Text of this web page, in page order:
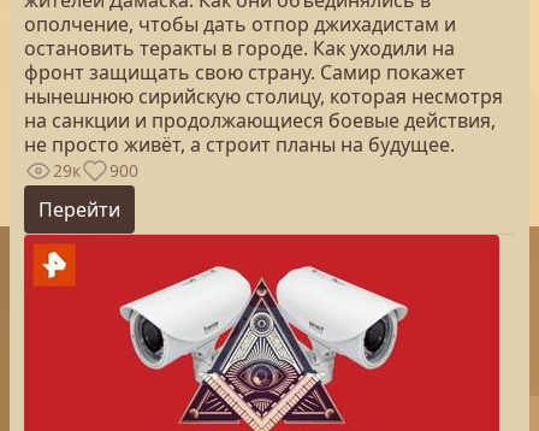
ополчение, чтобы дать отпор джихадистам и
остановить теракты в городе. Как уходили на
фронт защищать свою страну. Самир покажет
нынешнюю сирийскую столицу, которая несмотря
на санкции и продолжающиеся боевые действия,
не просто живёт, а строит планы на будущее.
29к 900
Перейти